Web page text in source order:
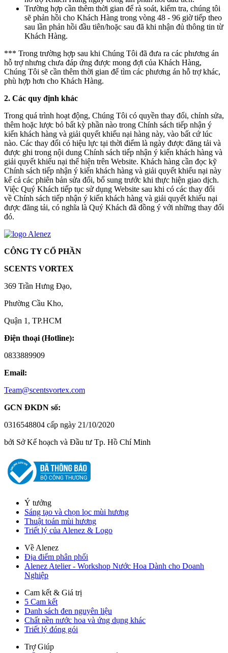
Trường hợp cần thêm thời gian để rà soát, kiểm tra, chúng tôi
sẽ phản hồi cho Khách Hàng trong vòng 48 - 96 giờ tiếp theo
sau lần phản hồi đầu tiên/hoặc sau đã khi nhận đủ thông tin từ
Khách Hàng.
*** Trong trường hợp sau khi Chúng Tôi đã đưa ra các phương án
hỗ trợ nhưng chưa đáp ứng được mong đợi của Khách Hàng,
Chúng Tôi sẽ cần thêm thời gian để tìm các phương án hỗ trợ khác,
phù hợp hơn cho Khách Hàng.
2. Các quy định khác
Trong quá trình hoạt động, Chúng Tôi có quyền thay đổi, chỉnh sửa,
thêm hoặc lược bỏ bất kỳ phần nào trong Chính sách tiếp nhận ý
kiến khách hàng và giải quyết khiếu nại hàng này, vào bất cứ lúc
nào. Các thay đổi có hiệu lực tại thời điểm là ngày được đăng tải và
được ghi trong nội dung Chính sách tiếp nhận ý kiến khách hàng và
giải quyết khiếu nại thể hiện trên Website. Khách hàng cần đọc kỹ
Chính sách tiếp nhận ý kiến khách hàng và giải quyết khiếu nại này
kể cả các phiên bản sửa đổi, bổ sung trước khi thực hiện giao dịch.
Việc Quý Khách tiếp tục sử dụng Website sau khi có các thay đổi
về Chính sách tiếp nhận ý kiến khách hàng và giải quyết khiếu nại
được đăng tải, có nghĩa là Quý Khách đã đồng ý với những thay đổi
đó.
CÔNG TY CỔ PHẦN
SCENTS VORTEX
369 Trần Hưng Đạo,
Phường Cầu Kho,
Quận 1, TP.HCM
Điện thoại (Hotline):
0833889909
Email:
Team@scentsvortex.com
GCN ĐKDN số:
0316548804 cấp ngày 21/10/2020
bởi Sở Kế hoạch và Đầu tư Tp. Hồ Chí Minh
Ý tưởng
Sáng tạo và chọn lọc mùi hương
Thuật toán mùi hương
Triết lý của Alenez & Logo
Về Alenez
Địa điểm phân phối
Alenez Atelier - Workshop Nước Hoa Dành cho Doanh
Nghiệp
Cam kết & Giá trị
5 Cam kết
Danh sách đen nguyên liệu
Chất nền nước hoa và ứng dụng khác
Triết lý đóng gói
Trợ Giúp